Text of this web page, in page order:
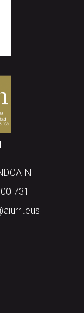
731